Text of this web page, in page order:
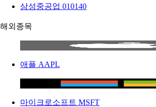
삼성중공업 010140
해외종목
애플 AAPL
마이크로소프트 MSFT